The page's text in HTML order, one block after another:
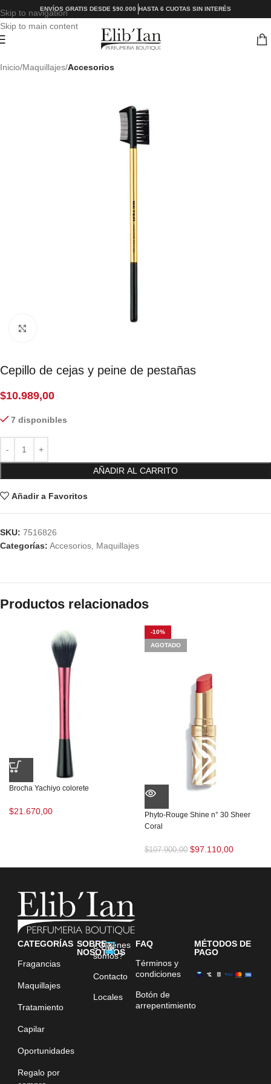
Skip to navigation
Skip to main content
ENVÍOS GRATIS DESDE $90.000 HASTA 6 CUOTAS SIN INTERÉS
Inicio Maquillajes Accesorios
Cepillo de cejas y peine de pestañas
$10.989,00
7 disponibles
AÑADIR AL CARRITO
Añadir a Favoritos
SKU: 7516826
Categorías: Accesorios Maquillajes
Productos relacionados
Brocha Yachiyo colorete
$21.670,00
-10%
AGOTADO
Phyto-Rouge Shine n° 30 Sheer
Coral
$107.900,00 $97.110,00
CATEGORÍAS
Fragancias
Maquillajes
Tratamiento
Capilar
Oportunidades
Regalo por
SOBRE
NOSOTROS
¿Quiénes
somos?
Contacto
Locales
FAQ
Términos y
condiciones
Botón de
arrepentimiento
MÉTODOS DE
PAGO